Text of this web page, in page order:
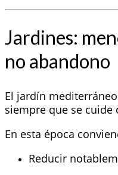
Jardines:
no abandono
El jardín
siempre que se cuide
En esta época
Reducir